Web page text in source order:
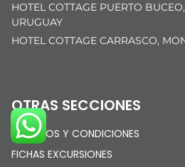
HOTEL COTTAGE PUERTO
URUGUAY
HOTEL COTTAGE CARRASCO,
OTRAS SECCIONES
TÉRMINOS Y CONDICIONES
FICHAS EXCURSIONES